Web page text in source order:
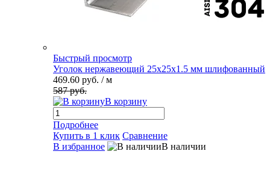
Быстрый просмотр
Уголок нержавеющий 25х25х1.5 мм шлифованный
469.60 руб. / м
587 руб.
В корзину
Подробнее
Купить в 1 клик Сравнение
В избранное
В наличии